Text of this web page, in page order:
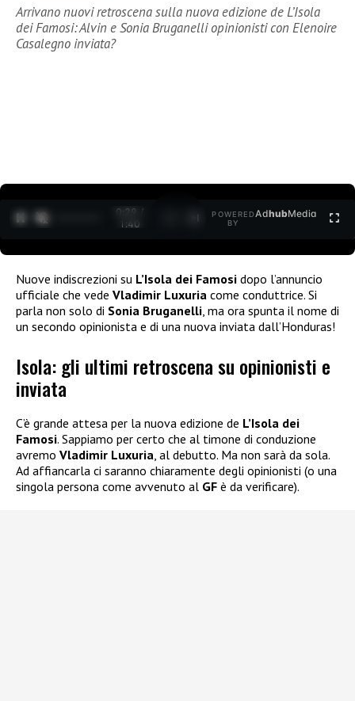
Arrivano nuovi retroscena sulla nuova edizione de L’Isola
dei Famosi: Alvin e Sonia Bruganelli opinionisti con Elenoire
Casalegno inviata?
0:30 /
1:40
POWERED
BY
AdhubMedia
Nuove indiscrezioni su L’Isola dei Famosi dopo l’annuncio
ufficiale che vede Vladimir Luxuria come conduttrice. Si
parla non solo di Sonia Bruganelli , ma ora spunta il nome di
un secondo opinionista e di una nuova inviata dall’Honduras!
Isola: gli ultimi retroscena su opinionisti e
inviata
C’è grande attesa per la nuova edizione de L’Isola dei
Famosi. Sappiamo per certo che al timone di conduzione
avremo Vladimir Luxuria, al debutto. Ma non sarà da sola.
Ad affiancarla ci saranno chiaramente degli opinionisti (o una
singola persona come avvenuto al GF è da verificare).